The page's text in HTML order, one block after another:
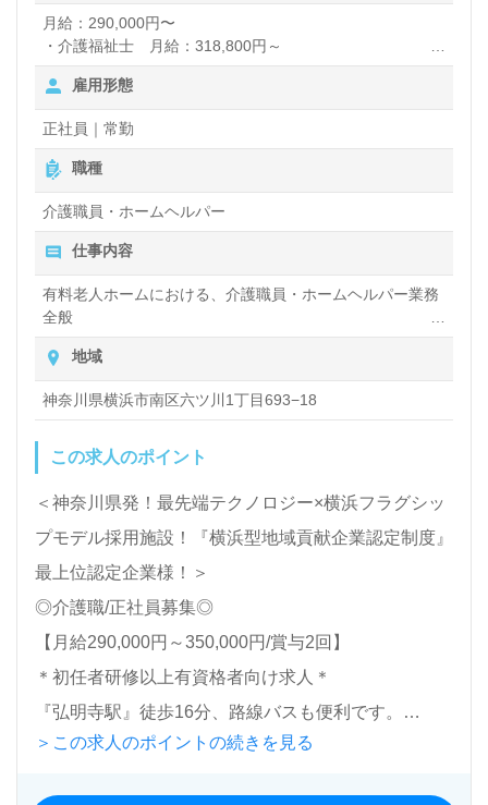
◎あなたらしさが素敵です！『社内制度：誰伸び人事
制度（人と比べない人事評価制度）』でオンリーワン
のわたしのキャリア！◎
看護助手や介護職経験のある方をお迎えします。希少
性の高い『夜勤専従正社員』募集のご紹介です。『承
認と称賛のカルチャーで心地よく働ける、自分の仕事
に自信が持てた』等の嬉しいお声も届く事業所様で
す。勤務時間は 17:00～09:00！働きやすい職場環
境、充実の研修プログラム、チャレンジキャリア制
度、『〇〇さん』と呼び合えるフラットな人間関係も
うれしいポイント！『ご利用者様やご家族様のお役に
立ちたい、資格/経験を活かしたい、専門性を高めた
い』『メリハリつけて働きたい、夜勤専従正社員とし
て働きたい』『転職で施設形態、働き方、環境を変え
て働きたい』等の方も大歓迎です。募集詳細等、担当
コンサルタントよりご案内します。お問い合わせも遠
慮なくお願いします。
医療/福祉業界の正社員/パート求人探しは【ウィルオ
ブ介護】＊求人情報収集、将来的に検討の方も遠慮な
く＊
LINE、メール、お電話などご希望に応じてお問い合
月給：290,000円〜
・介護福祉士 月給：318,800円～
・介護初任者研修 月給：290,000円～
【給与内訳】
・基本給
・夜勤手当（月6回）（超過分は別途支給12,557円/1回）
・介護処遇手当（資格による）
※月給は上記を含んだ金額
賞与：年2回
昇給：能力・業績により判断
通勤手当：上限なし
雇用形態
正社員｜常勤
職種
介護職員・ホームヘルパー
仕事内容
有料老人ホームにおける、介護職員・ホームヘルパー業務
全般
入浴や排せつ、食事などの身体的サポートや、買い物や掃
除、洗濯など日常生活のサポートなど
地域
神奈川県横浜市南区六ツ川1丁目693−18
この求人のポイント
＜神奈川県発！最先端テクノロジー×横浜フラグシッ
プモデル採用施設！『横浜型地域貢献企業認定制度』
最上位認定企業様！＞
◎介護職/正社員募集◎
【月給290,000円～350,000円/賞与2回】
＊初任者研修以上有資格者向け求人＊
『弘明寺駅』徒歩16分、路線バスも便利です。
＞この求人のポイントの続きを見る